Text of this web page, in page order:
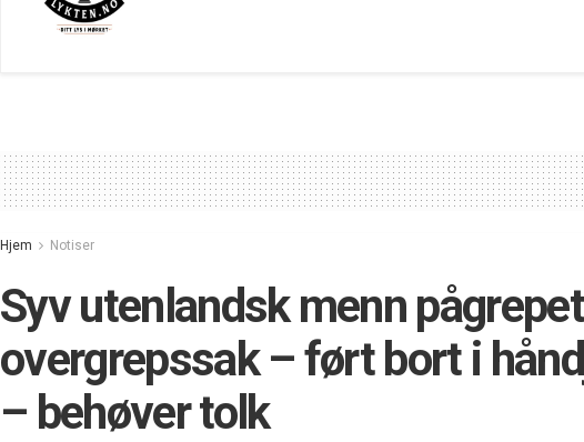
Hjem Notiser
Syv utenlandsk menn
overgrepssak – ført bort i
– behøver tolk